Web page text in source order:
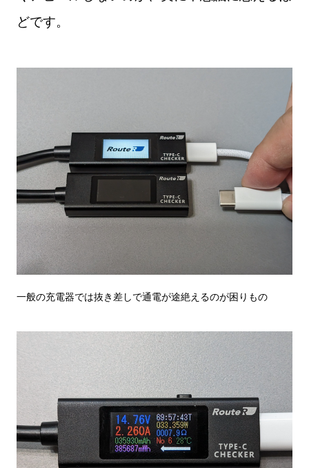
どです。
一般の充電器では抜き差しで通電が途絶えるのが困りもの